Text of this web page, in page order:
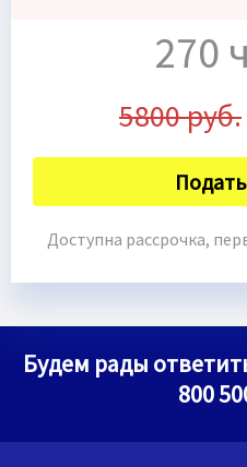
270
5800 руб.
Доступна рассрочка,
Будем рады
800